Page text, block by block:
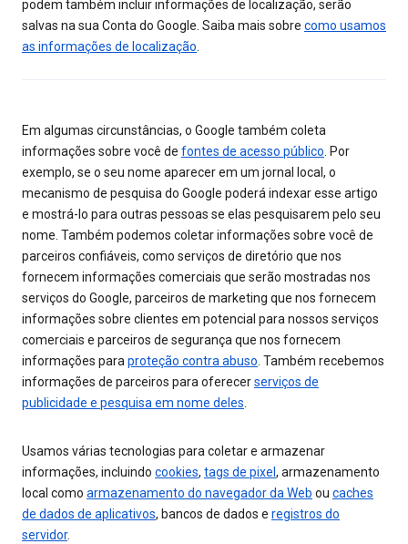
podem também incluir informações de localização, serão
salvas na sua Conta do Google. Saiba mais sobre como usamos
as informações de localização
Em algumas circunstâncias, o Google também coleta
informações sobre você de fontes de acesso público . Por
exemplo, se o seu nome aparecer em um jornal local, o
mecanismo de pesquisa do Google poderá indexar esse artigo
e mostrá-lo para outras pessoas se elas pesquisarem pelo seu
nome. Também podemos coletar informações sobre você de
parceiros confiáveis, como serviços de diretório que nos
fornecem informações comerciais que serão mostradas nos
serviços do Google, parceiros de marketing que nos fornecem
informações sobre clientes em potencial para nossos serviços
comerciais e parceiros de segurança que nos fornecem
informações para proteção contra abuso . Também recebemos
informações de parceiros para oferecerserviços de
publicidade e pesquisa em nome deles
Usamos várias tecnologias para coletar e armazenar
informações, incluindo cookies, tags de pixel , armazenamento
local como armazenamento do navegador da Web ou caches
de dados de aplicativos, bancos de dados e registros do
servidor.